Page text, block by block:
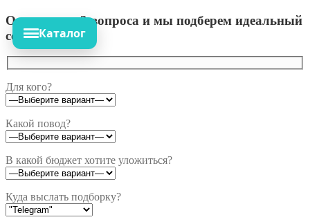
Ответьте на 3 вопроса и мы подберем идеальный
сет!
Для кого?
Какой повод?
В какой бюджет хотите уложиться?
Куда выслать подборку?
Каталог